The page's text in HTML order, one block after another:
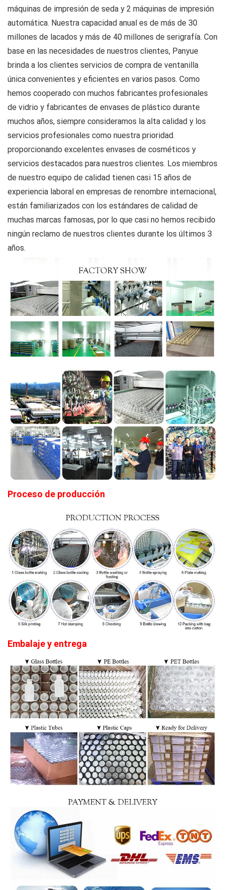
máquinas de impresión de seda y 2 máquinas de impresión
automática. Nuestra capacidad anual es de más de 30
millones de lacados y más de 40 millones de serigrafía. Con
base en las necesidades de nuestros clientes, Panyue
brinda a los clientes servicios de compra de ventanilla
única convenientes y eficientes en varios pasos. Como
hemos cooperado con muchos fabricantes profesionales
de vidrio y fabricantes de envases de plástico durante
muchos años, siempre consideramos la alta calidad y los
servicios profesionales como nuestra prioridad.
proporcionando excelentes envases de cosméticos y
servicios destacados para nuestros clientes. Los miembros
de nuestro equipo de calidad tienen casi 15 años de
experiencia laboral en empresas de renombre internacional,
están familiarizados con los estándares de calidad de
muchas marcas famosas, por lo que casi no hemos recibido
ningún reclamo de nuestros clientes durante los últimos 3
años.
Proceso de producción
Embalaje y entrega